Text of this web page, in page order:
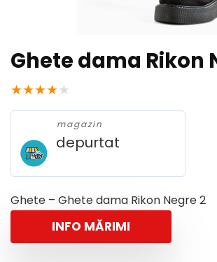
Ghete dama Rikon
★★★★★
magazin
depurtat
Ghete – Ghete dama Rikon Negre 2
INFO MĂRIMI